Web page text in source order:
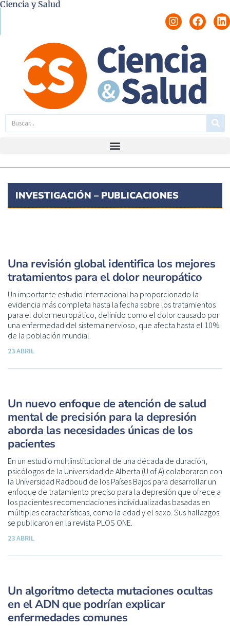
Ciencia y Salud
INVESTIGACIÓN – PUBLICACIONES
Una revisión global identifica los mejores
tratamientos para el dolor neuropático
Un importante estudio internacional ha proporcionado la
evidencia más completa hasta la fecha sobre los tratamientos
para el dolor neuropático, definido como el dolor causado por
una enfermedad del sistema nervioso, que afecta hasta el 10%
de la población mundial.
23 ABRIL
Un nuevo enfoque de atención de salud
mental de precisión para la depresión
aborda las necesidades únicas de los
pacientes
En un estudio multiinstitucional de una década de duración,
psicólogos de la Universidad de Alberta (U of A) colaboraron con
la Universidad Radboud de los Países Bajos para desarrollar un
enfoque de tratamiento preciso para la depresión que ofrece a
los pacientes recomendaciones individualizadas basadas en
múltiples características, como la edad y el sexo. Sus hallazgos
se publicaron en la revista PLOS ONE.
23 ABRIL
Un algoritmo detecta mutaciones ocultas
en el ADN que podrían explicar
enfermedades comunes